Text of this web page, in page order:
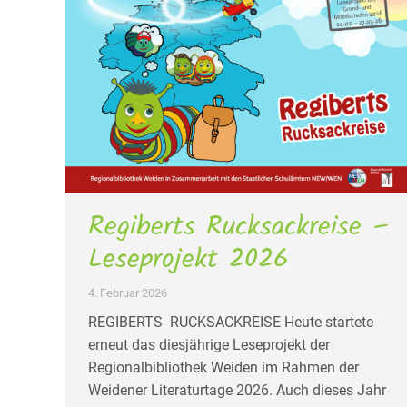
Regiberts Rucksackreise –
Leseprojekt 2026
4. Februar 2026
REGIBERTS RUCKSACKREISE Heute startete
erneut das diesjährige Leseprojekt der
Regionalbibliothek Weiden im Rahmen der
Weidener Literaturtage 2026. Auch dieses Jahr